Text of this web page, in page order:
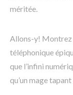
méritée.
Allons-y! Montrez
téléphonique
que l’infini
qu’un mage